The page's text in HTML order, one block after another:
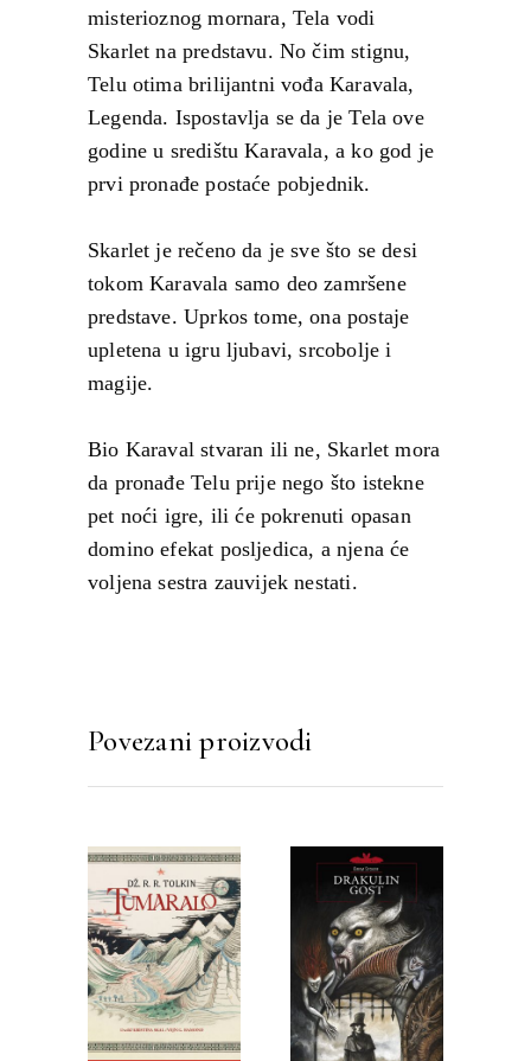
misterioznog mornara, Tela vodi
Skarlet na predstavu. No čim stignu,
Telu otima brilijantni vođa Karavala,
Legenda. Ispostavlja se da je Tela ove
godine u središtu Karavala, a ko god je
prvi pronađe postaće pobjednik.
Skarlet je rečeno da je sve što se desi
tokom Karavala samo deo zamršene
predstave. Uprkos tome, ona postaje
upletena u igru ljubavi, srcobolje i
magije.
Bio Karaval stvaran ili ne, Skarlet mora
da pronađe Telu prije nego što istekne
pet noći igre, ili će pokrenuti opasan
domino efekat posljedica, a njena će
voljena sestra zauvijek nestati.
Povezani proizvodi